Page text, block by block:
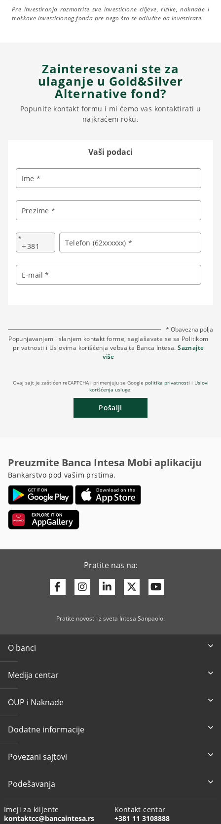
Pre investiranja razmotrite sve investicione ciljeve, rizike, naknade i
troškove investicionog fonda pre nego što se odlučite da investirate.
Zainteresovani ste za
ulaganje u Gold&Silver
Alternative fond?
Popunite kontakt formu i mi ćemo vas kontaktirati u
najkraćem roku.
Vaši podaci
Ime *
Prezime *
*
+ Telefon (62xxxxxx) *
E-mail *
* Obavezna polja
Popunjavanjem i slanjem kontakt forme, saglašavate se sa Politikom
privatnosti i Uslovima korišćenja vebsajta Banca Intesa.Saznajte
više
Ovaj sajt je zaštićen reCAPTCHA i primenjuju se Google politika privatnosti i Uslovi
korišćenja usluge.
Pošalji
Preuzmite Banca Intesa Mobi aplikaciju
Bankarstvo pod vašim prstima.
Pratite nas na:
FacebookInstagram
LinkedinTwitter
Pratite novosti iz sveta Intesa Sanpaolo:
O banci
Medija centar
OUP i Naknade
Dodatne informacije
Povezani sajtovi
Podešavanja
Imejl za klijente
kontaktcc@bancaintesa.rs
Kontakt centar
+381 11 3108888